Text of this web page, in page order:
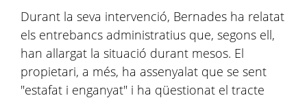
Durant la seva intervenció, Bernades ha relatat
els entrebancs administratius que, segons ell,
han allargat la situació durant mesos. El
propietari, a més, ha assenyalat que se sent
"estafat i enganyat" i ha qüestionat el tracte